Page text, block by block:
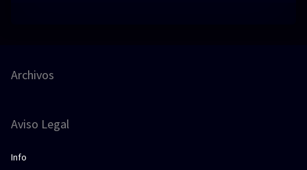
Archivos
Aviso Legal
Info